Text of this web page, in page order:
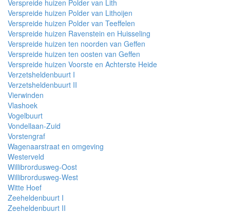
Verspreide huizen Polder van Lith
Verspreide huizen Polder van Lithoijen
Verspreide huizen Polder van Teeffelen
Verspreide huizen Ravenstein en Huisseling
Verspreide huizen ten noorden van Geffen
Verspreide huizen ten oosten van Geffen
Verspreide huizen Voorste en Achterste Heide
Verzetsheldenbuurt I
Verzetsheldenbuurt II
Vierwinden
Vlashoek
Vogelbuurt
Vondellaan-Zuid
Vorstengraf
Wagenaarstraat en omgeving
Westerveld
Willibrordusweg-Oost
Willibrordusweg-West
Witte Hoef
Zeeheldenbuurt I
Zeeheldenbuurt II